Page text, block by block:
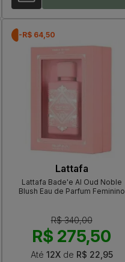
-R$ 64,50
Lattafa
Lattafa Bade'e Al Oud Noble
Blush Eau de Parfum Feminino
R$ 340,00
R$ 275,50
Até 12Xde R$ 22,95